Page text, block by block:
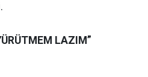
LAZIM”